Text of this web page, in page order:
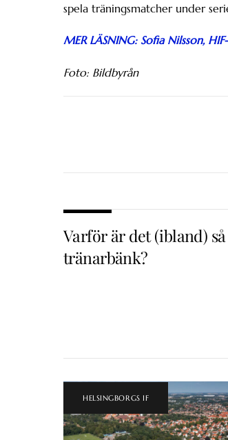
spela träningsmatcher under
MER LÄSNING: Sofia Nilsson,
Foto: Bildbyrån
Varför är det (ibland)
tränarbänk?
HELSINGBORGS IF